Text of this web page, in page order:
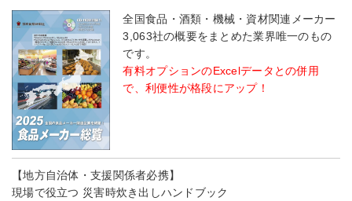
全国食品・酒類・機械・資材関連メーカー
3,063社の概要をまとめた業界唯一のもの
です。
有料オプションのExcelデータとの併用
で、利便性が格段にアップ！
【地方自治体・支援関係者必携】
現場で役立つ 災害時炊き出しハンドブック